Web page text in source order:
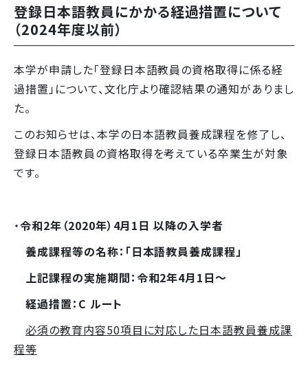
登録日本語教員にかかる経過措置について
（2024年度以前）
本学が申請した「登録日本語教員の資格取得に係る経
過措置」について、文化庁より確認結果の通知がありまし
た。
このお知らせは、本学の日本語教員養成課程を修了し、
登録日本語教員の資格取得を考えている卒業生が対象
です。
・令和2年（2020年）4月1日 以降の入学者
養成課程等の名称：「日本語教員養成課程」
上記課程の実施期間：令和2年4月1日～
経過措置：C ルート
必須の教育内容50項目に対応した日本語教員養成課
程等